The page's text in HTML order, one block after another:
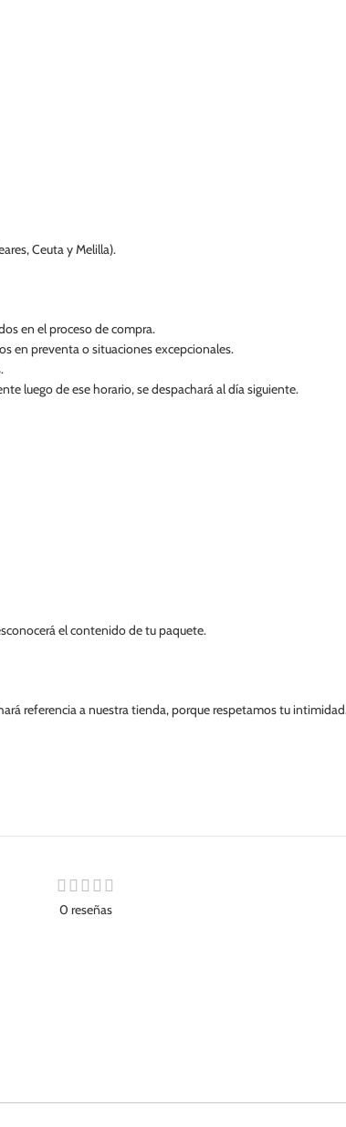
Ceuta y Melilla).
en el proceso de compra.
en preventa o situaciones excepcionales.
luego de ese horario, se despachará al día siguiente.
el contenido de tu paquete.
referencia a nuestra tienda, porque respetamos tu
0 reseñas